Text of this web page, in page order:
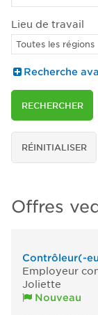
Lieu de travail
Recherche
RECHERCHER
RÉINITIALISER
Offres
Contrôleur(-
Employeur
Joliette
Nouveau